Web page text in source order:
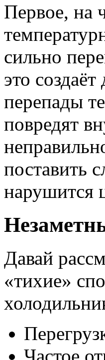
Первое, на
сильно
это
перепады
повредят
поставить
нарушится
Давай
«тихие»
Частое